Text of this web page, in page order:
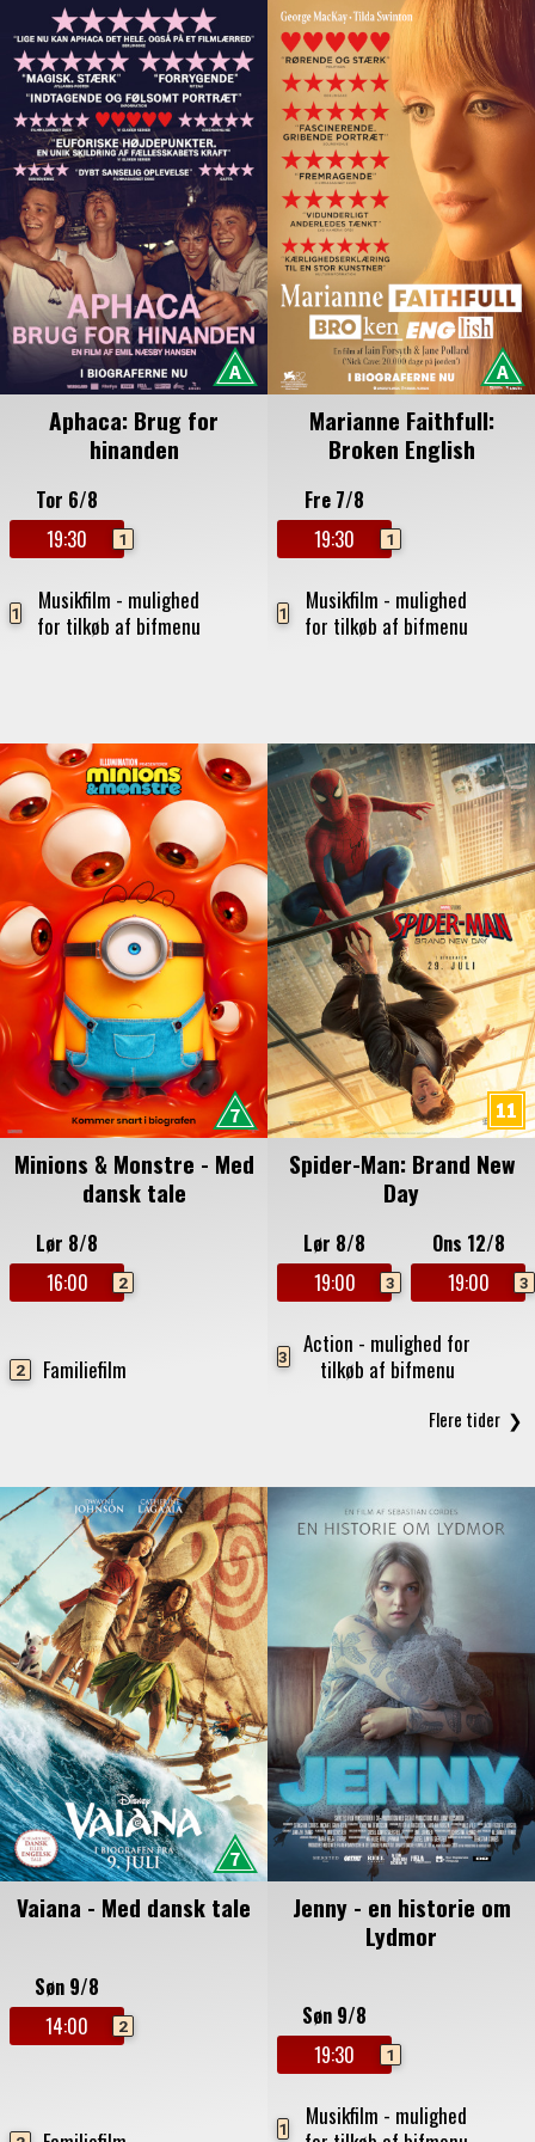
Aphaca: Brug for
hinanden
Tor 6/8
19:30
1
1
Musikfilm - mulighed
for tilkøb af bifmenu
Marianne Faithfull:
Broken English
Fre 7/8
19:30
1
1
Musikfilm - mulighed
for tilkøb af bifmenu
Minions & Monstre - Med
dansk tale
Lør 8/8
16:00
2
2 Familiefilm
Spider-Man: Brand New
Day
Lør 8/8
19:00
3
Ons 12/8
19:00
3
3
Action - mulighed for
tilkøb af bifmenu
Vaiana - Med dansk tale
Søn 9/8
14:00
2
Jenny - en historie om
Lydmor
Søn 9/8
19:30
1
1
Musikfilm - mulighed